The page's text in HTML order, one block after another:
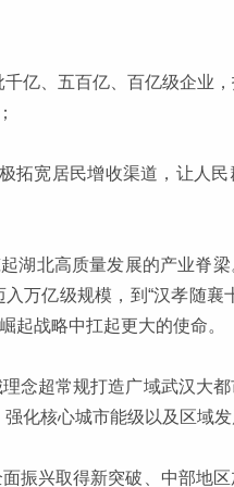
亿、五百亿、百亿级企业
拓宽居民增收渠道，让人
湖北高质量发展的产业脊梁
万亿级规模，到“汉孝随襄
起战略中扛起更大的使命。
念超常规打造广域武汉大都
化核心城市能级以及区域发
振兴取得新突破、中部地